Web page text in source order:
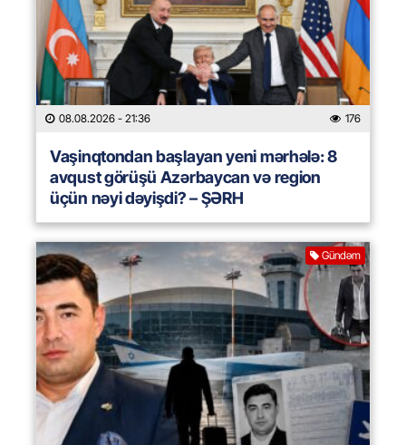
08.08.2026 - 21:36 176
Vaşinqtondan başlayan yeni mərhələ: 8
avqust görüşü Azərbaycan və region
üçün nəyi dəyişdi? – ŞƏRH
Gündəm